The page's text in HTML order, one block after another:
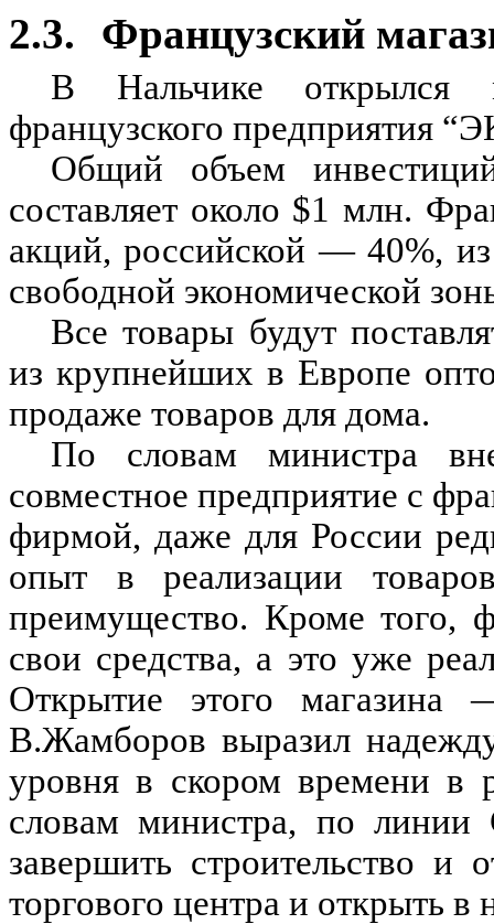
2.3. Французский
В Нальчике открылся
французского предприятия
Общий объем
составляет около $1 млн.
акций, российской — 40%,
свободной экономической
Все товары будут
из крупнейших в Европе
продаже товаров для дома.
По словам министра
совместное предприятие с
фирмой, даже для России
опыт в реализации
преимущество. Кроме того,
свои средства, а это уже
Открытие этого
В.Жамборов выразил
уровня в скором времени в
словам министра, по линии
завершить строительство и
торгового центра и открыть